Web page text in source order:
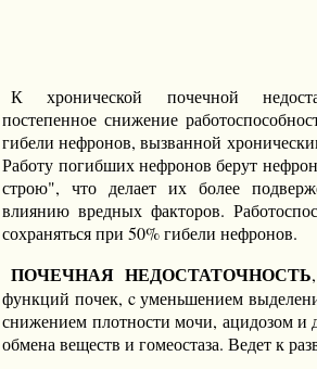
К хронической почечной
постепенное снижение
гибели нефронов, вызванной
Работу погибших нефронов берут
строю", что делает их более
влиянию вредных факторов.
сохраняться при 50% гибели нефронов.
ПОЧЕЧНАЯ НЕДОСТАТОЧНОСТЬ
функций почек, c уменьшением
снижением плотности мочи, ацидозом
обмена веществ и гомеостаза. Ведет к